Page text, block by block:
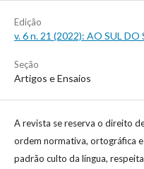
Edição
v. 6 n. 21 (2022): AO SUL DO
Seção
Artigos e Ensaios
A revista se reserva o direito
ordem normativa, ortográfica
padrão culto da língua,